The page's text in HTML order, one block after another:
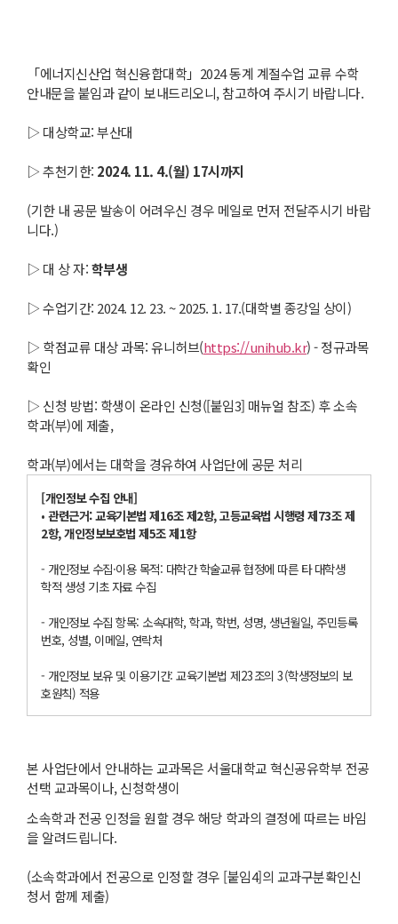
「에너지신산업 혁신융합대학」2024 동계 계절수업 교류 수학
안내문을 붙임과 같이 보내드리오니, 참고하여 주시기 바랍니다.
▷ 대상학교: 부산대
▷ 추천기한: 2024. 11. 4.(월) 17시까지
(기한 내 공문 발송이 어려우신 경우 메일로 먼저 전달주시기 바랍
니다.)
▷ 대 상 자:학부생
▷ 수업기간: 2024. 12. 23. ~ 2025. 1. 17.(대학별 종강일 상이)
▷ 학점교류 대상 과목: 유니허브(https://unihub.kr) - 정규과목
확인
▷ 신청 방법: 학생이 온라인 신청([붙임3] 매뉴얼 참조) 후 소속
학과(부)에 제출,
학과(부)에서는 대학을 경유하여 사업단에 공문 처리
[개인정보 수집 안내]
• 관련근거:교육기본법 제16조 제2항,고등교육법 시행령 제73조 제
2항,개인정보보호법 제5조 제1항
- 개인정보 수집·이용 목적: 대학간 학술교류 협정에 따른 타 대학생
학적 생성 기초 자료 수집
- 개인정보 수집 항목: 소속대학, 학과, 학번, 성명, 생년월일, 주민등록
번호, 성별, 이메일, 연락처
- 개인정보 보유 및 이용기간: 교육기본법 제23조의 3(학생정보의 보
호원칙) 적용
본 사업단에서 안내하는 교과목은 서울대학교 혁신공유학부 전공
선택 교과목이나, 신청학생이
소속학과 전공 인정을 원할 경우 해당 학과의 결정에 따르는 바임
을 알려드립니다.
(소속학과에서 전공으로 인정할 경우 [붙임4]의 교과구분확인신
청서 함께 제출)